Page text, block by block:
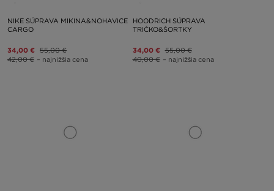
NIKE SÚPRAVA MIKINA&NOHAVICE
CARGO
34,00 € 55,00 €
42,00 € – najnižšia cena
HOODRICH SÚPRAVA
TRIČKO&ŠORTKY
34,00 € 55,00 €
40,00 € – najnižšia cena